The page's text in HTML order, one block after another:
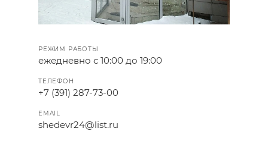
РЕЖИМ РАБОТЫ
ежедневно с 10:00 до 19:00
ТЕЛЕФОН
+7 (391) 287-73-00
EMAIL
shedevr24@list.ru